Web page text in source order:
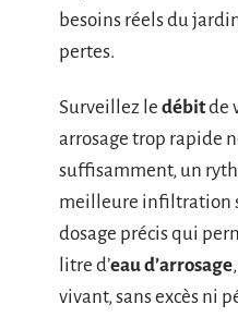
besoins réels du
pertes.
Surveillez le débitde
arrosage trop rapide
suffisamment, un
meilleure infiltration
dosage précis qui
litre d’eau d’arrosage
vivant, sans excès ni